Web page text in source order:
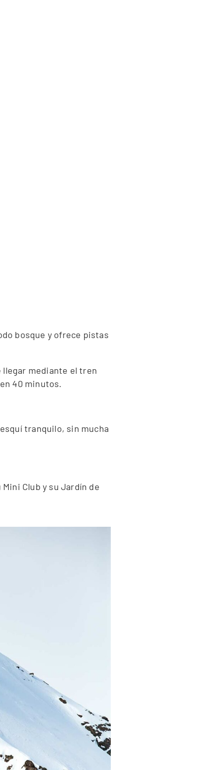
bosque y ofrece pistas
llegar mediante el tren
40 minutos.
tranquilo, sin mucha
Club y su Jardín de